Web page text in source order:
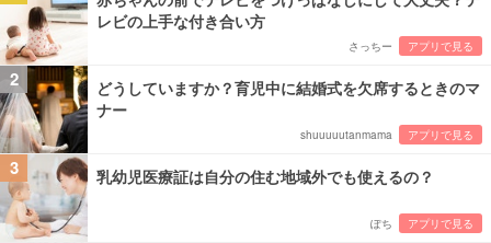
レビの上手な付き合い方
さっちー アプリで見る
2
どうしていますか？育児中に結婚式を欠席するときのマ
ナー
shuuuuutanmama アプリで見る
3 乳幼児医療証は自分の住む地域外でも使えるの？
ぽち アプリで見る